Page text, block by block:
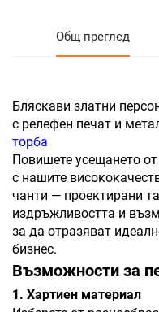
Общ преглед
Бляскави златни
с релефен печат и
торба
Повишете усещането
с нашите
чанти — проектирани
издръжливостта и
за да отразяват
бизнес.
Възможности за
1. Хартиен материал